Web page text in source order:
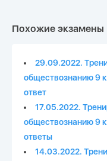
Похожие экзамены
29.09.2022.
обществознанию 9
ответ
17.05.2022.
обществознанию 9
ответы
14.03.2022.